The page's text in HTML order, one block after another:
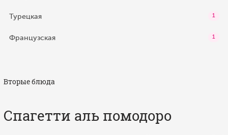
Турецкая 1
Французская 1
Вторые блюда
Спагетти аль помодоро